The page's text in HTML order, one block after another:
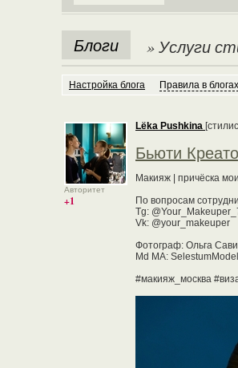
Блоги » Услуги
Настройка блога Правила в блогах
Авторитет
+1
Lёka Pushkina
Бьюти
Макияж | причёска
По вопросам
Tg:
Vk: @your_makeuper
Фотограф: Ольга
Md MA: SelestumModel
#макияж_москва